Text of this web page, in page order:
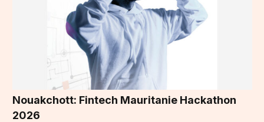
Nouakchott: Fintech Mauritanie Hackathon
2026